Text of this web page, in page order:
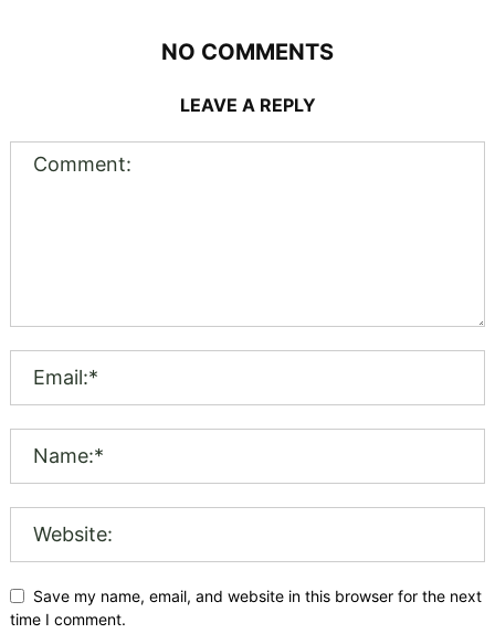
NO COMMENTS
LEAVE A REPLY
Save my name, email, and website in this browser for the next
time I comment.